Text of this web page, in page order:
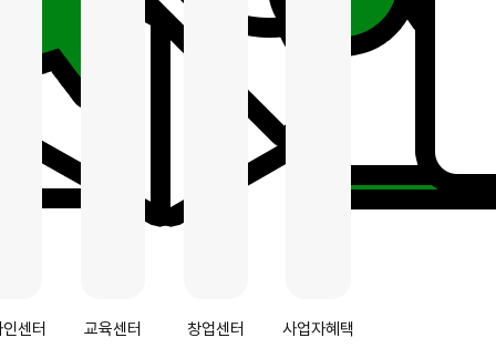
센터 교육센터 창업센터 사업자혜택